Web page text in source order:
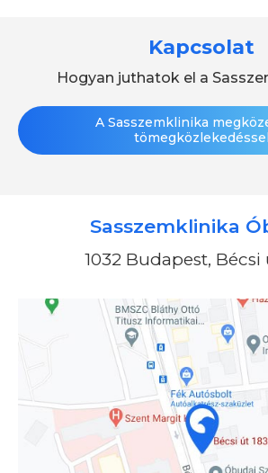
Kapcsolat
Hogyan juthatok el a
A Sasszemklinika
tömegközlekedéssel
Sasszemklinika
1032 Budapest, Bécsi